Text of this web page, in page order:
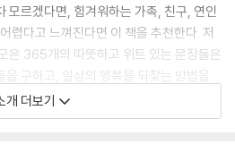
모르겠다면, 힘겨워하는 가족, 친구, 연인
렵다고 느껴진다면 이 책을 추천한다. 저
은 365개의 따뜻하고 위트 있는 문장들은
구하고, 일상의 행복을 되찾는 방법을
페이지 속 어딘가에 위로의 역할을 하거
일 문장 하나, 또는 이야기 하나 정도는 있
개 더보기